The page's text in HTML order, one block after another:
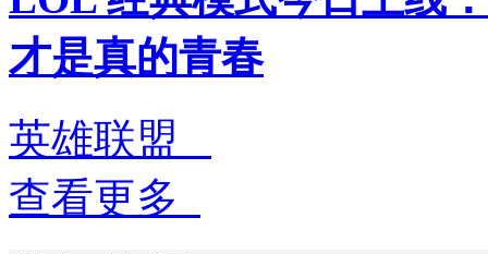
才是真的青春
英雄联盟
查看更多